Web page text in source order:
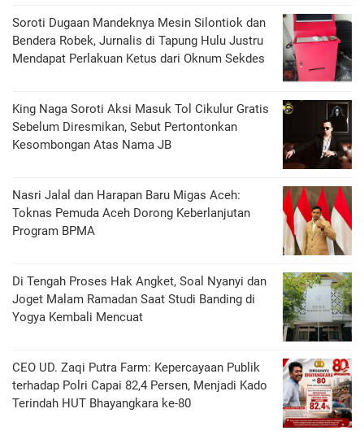
Soroti Dugaan Mandeknya Mesin Silontiok dan
Bendera Robek, Jurnalis di Tapung Hulu Justru
Mendapat Perlakuan Ketus dari Oknum Sekdes
King Naga Soroti Aksi Masuk Tol Cikulur Gratis
Sebelum Diresmikan, Sebut Pertontonkan
Kesombongan Atas Nama JB
Nasri Jalal dan Harapan Baru Migas Aceh:
Toknas Pemuda Aceh Dorong Keberlanjutan
Program BPMA
Di Tengah Proses Hak Angket, Soal Nyanyi dan
Joget Malam Ramadan Saat Studi Banding di
Yogya Kembali Mencuat
CEO UD. Zaqi Putra Farm: Kepercayaan Publik
terhadap Polri Capai 82,4 Persen, Menjadi Kado
Terindah HUT Bhayangkara ke-80